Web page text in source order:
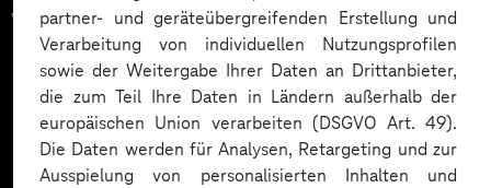
partner- und geräteübergreifenden Erstellung und
Verarbeitung von individuellen Nutzungsprofilen
sowie der Weitergabe Ihrer Daten an Drittanbieter,
die zum Teil Ihre Daten in Ländern außerhalb der
europäischen Union verarbeiten (DSGVO Art. 49).
Die Daten werden für Analysen, Retargeting und zur
Ausspielung von personalisierten Inhalten und
vertrauen auf unsere
Expertise. Hier eine Auswahl: